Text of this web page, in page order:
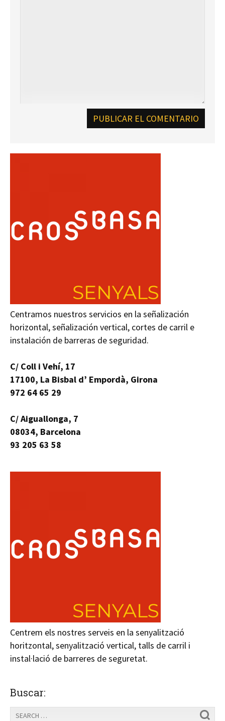
Centramos nuestros servicios en la señalización
horizontal, señalización vertical, cortes de carril e
instalación de barreras de seguridad.
C/ Coll i Vehí, 17
17100, La Bisbal d’ Empordà, Girona
972 64 65 29
C/ Aiguallonga, 7
08034, Barcelona
93 205 63 58
Centrem els nostres serveis en la senyalització
horitzontal, senyalització vertical, talls de carril i
instal·lació de barreres de seguretat.
Buscar: